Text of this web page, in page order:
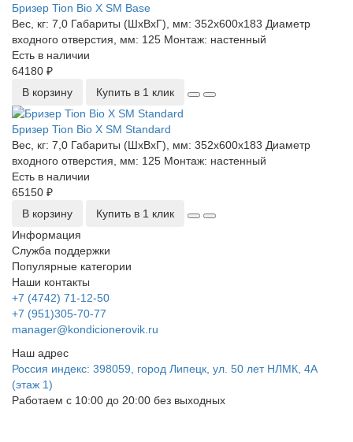
Бризер Tion Bio X SM Base
Вес, кг: 7,0 Габариты (ШхВхГ), мм: 352x600x183 Диаметр
входного отверстия, мм: 125 Монтаж: настенный
Есть в наличии
64180 ₽
В корзину
Купить в 1 клик
Бризер Tion Bio X SM Standard
Вес, кг: 7,0 Габариты (ШхВхГ), мм: 352x600x183 Диаметр
входного отверстия, мм: 125 Монтаж: настенный
Есть в наличии
65150 ₽
В корзину
Купить в 1 клик
Информация
Служба поддержки
Популярные категории
Наши контакты
+7 (4742) 71-12-50
+7 (951)305-70-77
manager@kondicionerovik.ru
Наш адрес
Россия индекс: 398059, город Липецк, ул. 50 лет НЛМК, 4А
(этаж 1)
Работаем с 10:00 до 20:00 без выходных